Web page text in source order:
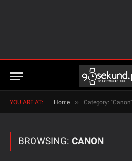
YOU ARE AT: Home » Category: "Canon"
BROWSING: CANON